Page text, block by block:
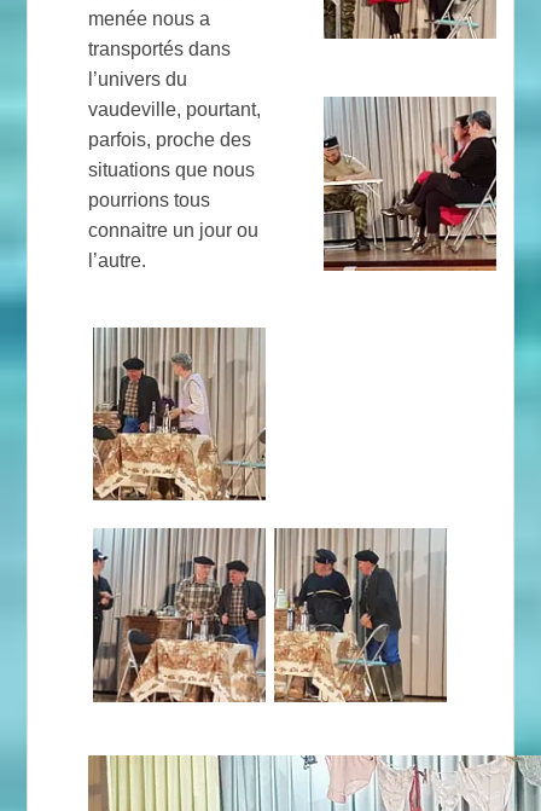
menée nous a
transportés dans
l’univers du
vaudeville, pourtant,
parfois, proche des
situations que nous
pourrions tous
connaitre un jour ou
l’autre.